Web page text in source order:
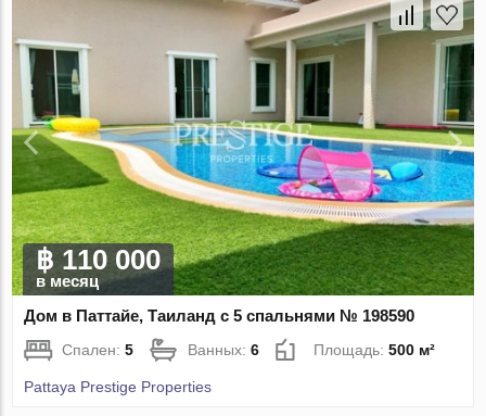
฿ 110 000
в месяц
Дом в Паттайе, Таиланд с 5 спальнями № 198590
Спален:5 Ванных:6 Площадь:500 м²
Pattaya Prestige Properties